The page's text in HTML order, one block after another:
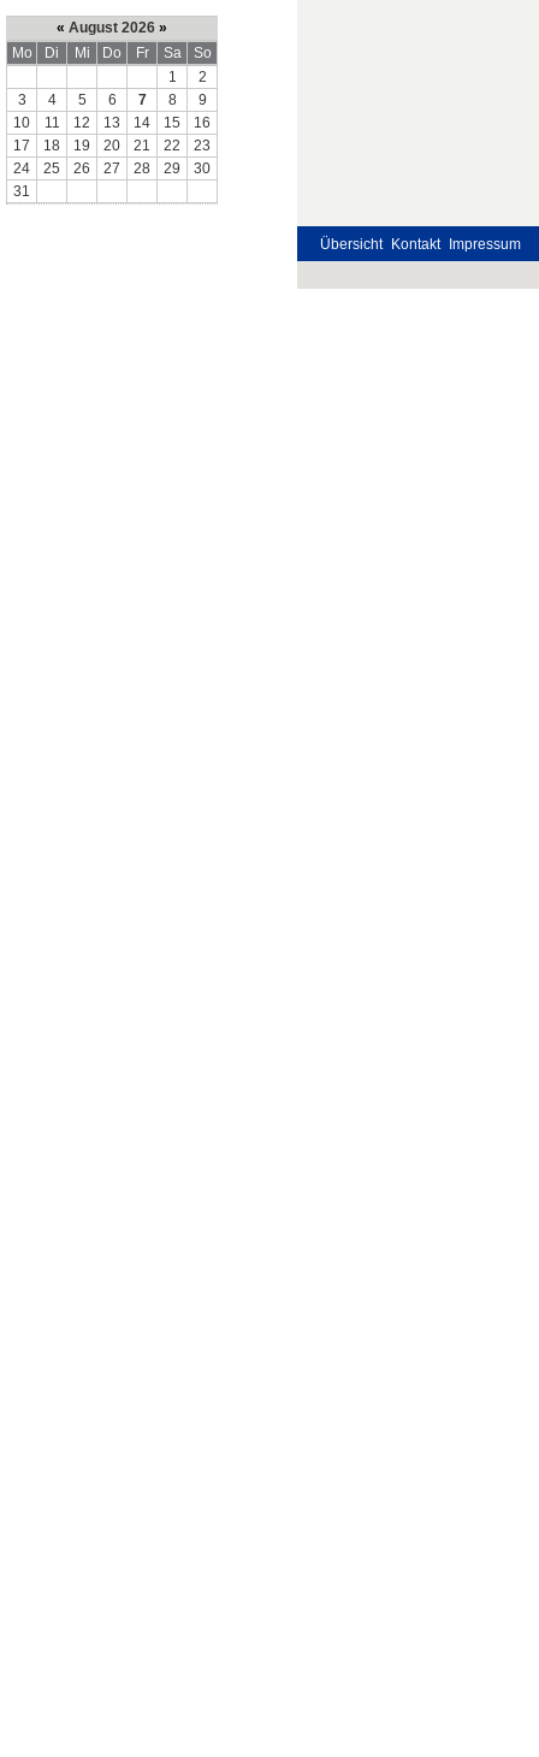
« August 2026 »
Mo
Di Mi Do Fr Sa
So
1
2
3
4 5 6 7 8
9
10
11 12 13 14 15
16
17
18 19 20 21 22
23
24
25 26 27 28 29
30
31
Übersicht Kontakt Impressum